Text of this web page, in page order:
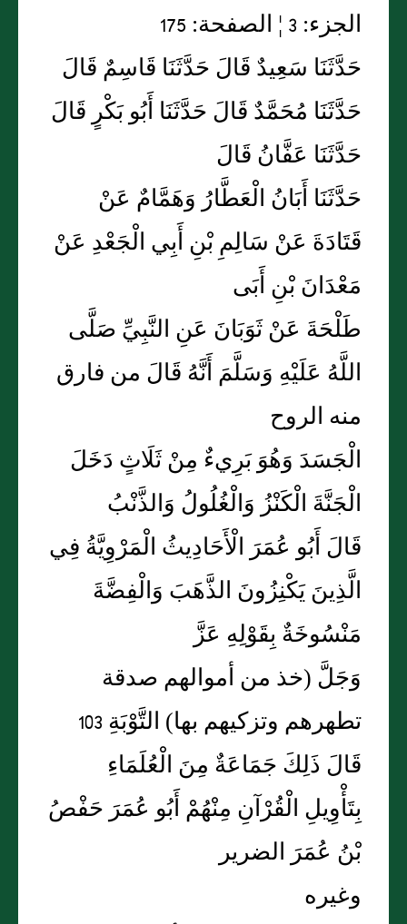
الجزء: 3 ¦ الصفحة: 175
حَدَّثَنَا سَعِيدٌ قَالَ حَدَّثَنَا قَاسِمٌ قَالَ
حَدَّثَنَا مُحَمَّدٌ قَالَ حَدَّثَنَا أَبُو بَكْرٍ قَالَ
حَدَّثَنَا عَفَّانُ قَالَ
حَدَّثَنَا أَبَانُ الْعَطَّارُ وَهَمَّامٌ عَنْ
قَتَادَةَ عَنْ سَالِمِ بْنِ أَبِي الْجَعْدِ عَنْ
مَعْدَانَ بْنِ أَبَى
طَلْحَةَ عَنْ ثَوَبَانَ عَنِ النَّبِيِّ صَلَّى
اللَّهُ عَلَيْهِ وَسَلَّمَ أَنَّهُ قَالَ من فارق
منه الروح
الْجَسَدَ وَهُوَ بَرِيءٌ مِنْ ثَلَاثٍ دَخَلَ
الْجَنَّةَ الْكَنْزُ وَالْغُلُولُ وَالذَّنْبُ
قَالَ أَبُو عُمَرَ الْأَحَادِيثُ الْمَرْوِيَّةُ فِي
الَّذِينَ يَكْنِزُونَ الذَّهَبَ وَالْفِضَّةَ
مَنْسُوخَةٌ بِقَوْلِهِ عَزَّ
وَجَلَّ (خذ من أموالهم صدقة
تطهرهم وتزكيهم بها) التَّوْبَةِ 103
قَالَ ذَلِكَ جَمَاعَةٌ مِنَ الْعُلَمَاءِ
بِتَأْوِيلِ الْقُرْآنِ مِنْهُمْ أَبُو عُمَرَ حَفْصُ
بْنُ عُمَرَ الضرير
وغيره